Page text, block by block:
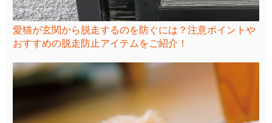
愛猫が玄関から脱走するのを防ぐには？注意ポイントや
おすすめの脱走防止アイテムをご紹介！